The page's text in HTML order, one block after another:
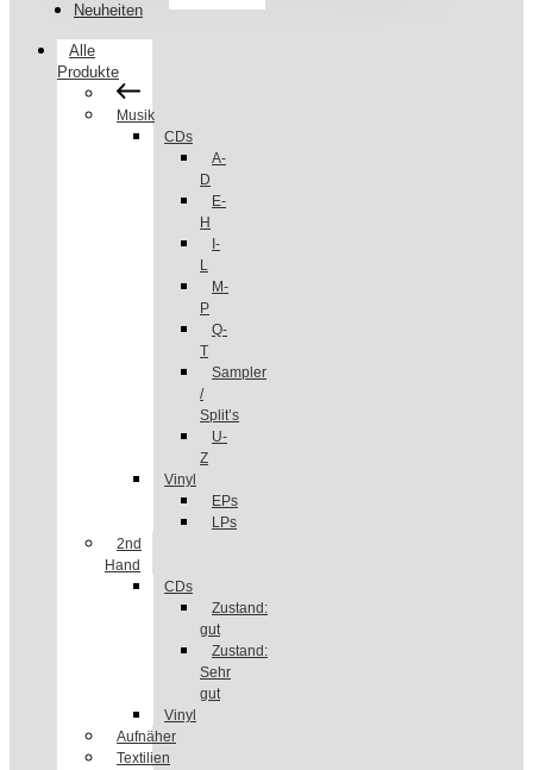
Neuheiten
Alle
Produkte
Musik
CDs
A-
D
E-
H
I-
L
M-
P
Q-
T
Sampler
/
Split’s
U-
Z
Vinyl
EPs
LPs
2nd
Hand
CDs
Zustand:
gut
Zustand:
Sehr
gut
Vinyl
Aufnäher
Textilien